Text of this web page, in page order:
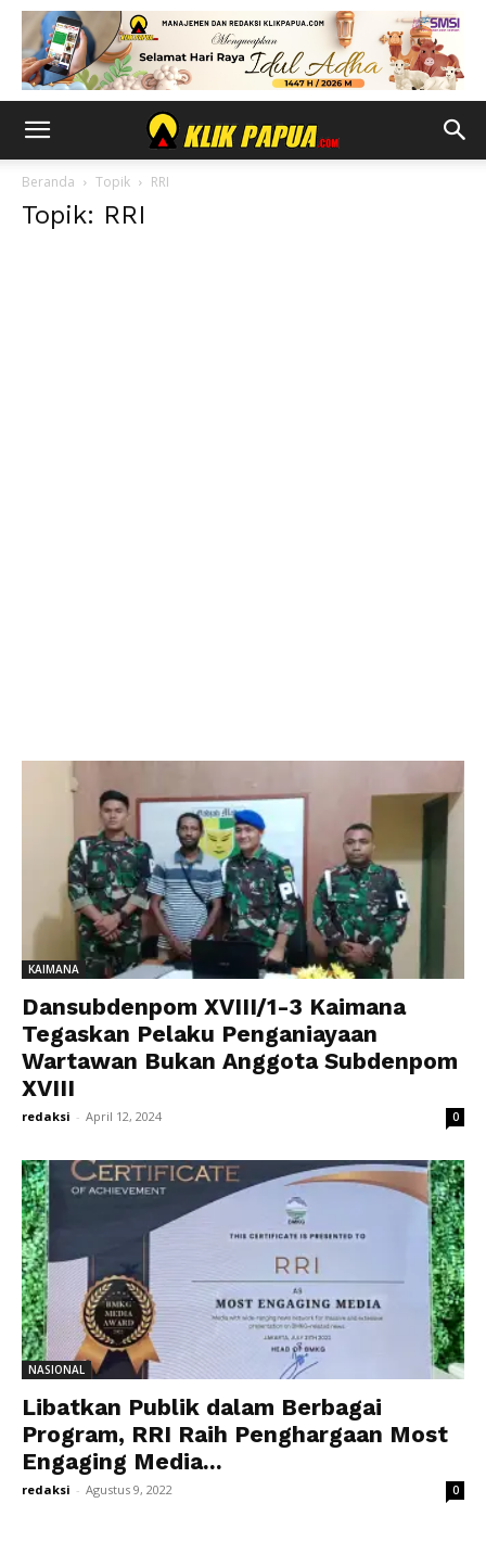
Beranda Topik RRI
Topik: RRI
KAIMANA
Dansubdenpom XVIII/1-3 Kaimana
Tegaskan Pelaku Penganiayaan
Wartawan Bukan Anggota Subdenpom
XVIII
redaksi - April 12, 2024 0
NASIONAL
Libatkan Publik dalam Berbagai
Program, RRI Raih Penghargaan Most
Engaging Media...
redaksi - Agustus 9, 2022 0